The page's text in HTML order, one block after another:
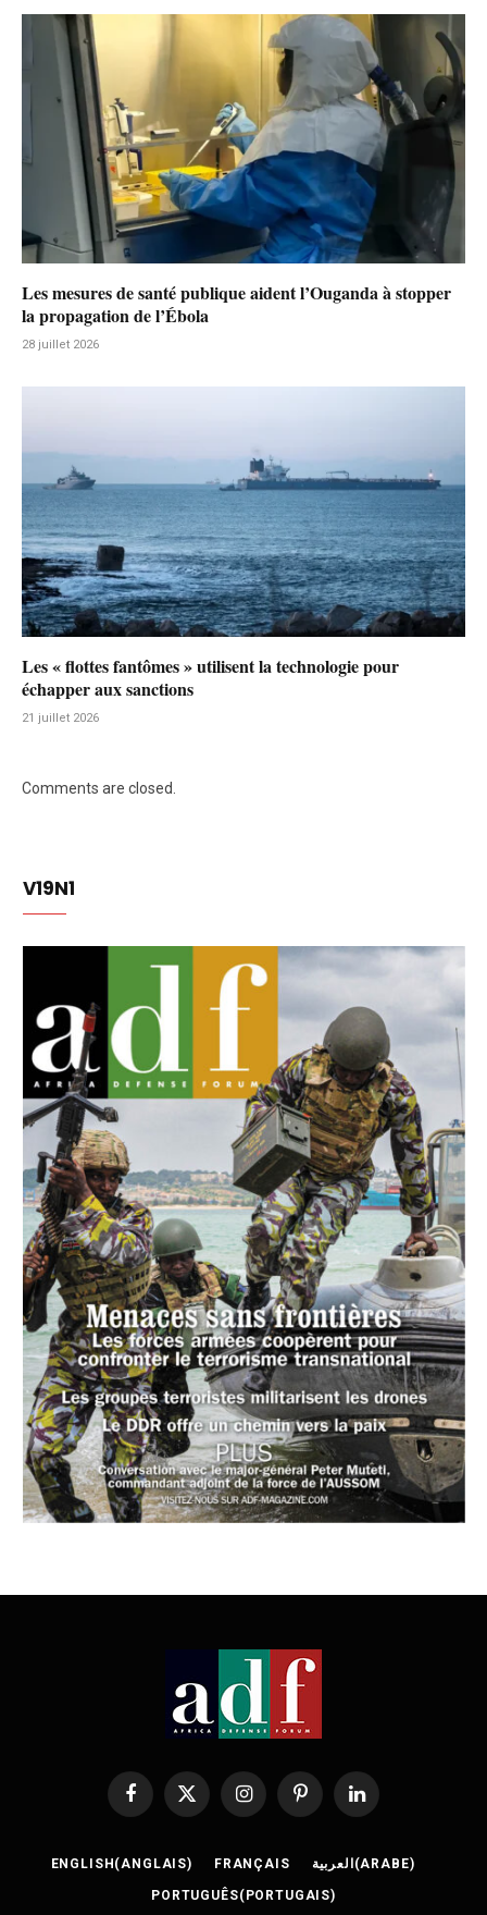
Les mesures de santé publique aident l’Ouganda à stopper
la propagation de l’Ébola
28 juillet 2026
Les « flottes fantômes » utilisent la technologie pour
échapper aux sanctions
21 juillet 2026
Comments are closed.
V19N1
Facebook
X
InstagramPinterestLinkedIn
ENGLISH(ANGLAIS) FRANÇAIS العربية(ARABE)
PORTUGUÊS(PORTUGAIS)